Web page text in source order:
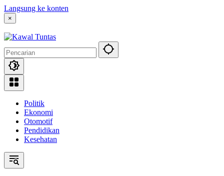
Langsung ke konten
×
Politik
Ekonomi
Otomotif
Pendidikan
Kesehatan